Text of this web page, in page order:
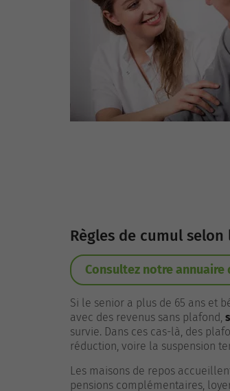
Règles de cumul
Consultez notre
Si le senior a plus de 65 ans et
avec des revenus sans plafond,
survie. Dans ces cas-là, des
réduction, voire la suspension
Les maisons de repos
pensions complémentaires,